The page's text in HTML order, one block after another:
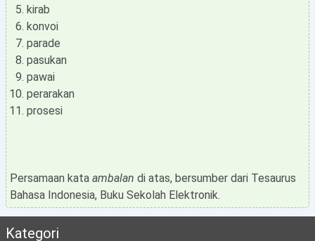
kirab
konvoi
parade
pasukan
pawai
perarakan
prosesi
Persamaan kata ambalan di atas, bersumber dari Tesaurus
Bahasa Indonesia, Buku Sekolah Elektronik.
Kategori